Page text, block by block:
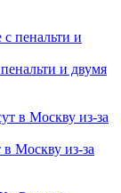
и двумя
Москву из-за